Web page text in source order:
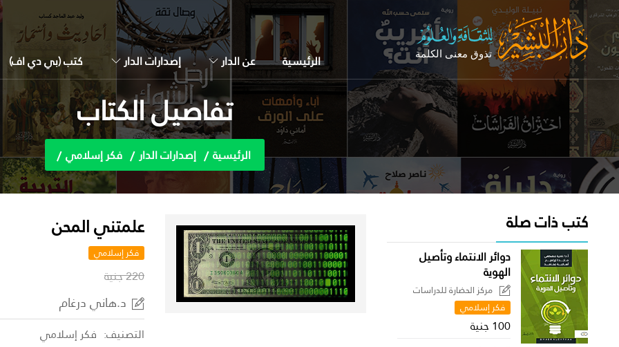
الرئيسية عن الدار إصدارات الدار كتب (بي دي اف)
تفاصيل الكتاب
الرئيسية إصدارات الدار فكر إسلامي
كتب ذات صلة
دوائر الانتماء وتأصيل
الهوية
مركز الحضارة للدراسات
السياسية
فكر إسلامي
100 جنية
علمتني المحن
فكر إسلامي
220 جنية
د.هاني درغام
التصنيف: فكر إسلامي